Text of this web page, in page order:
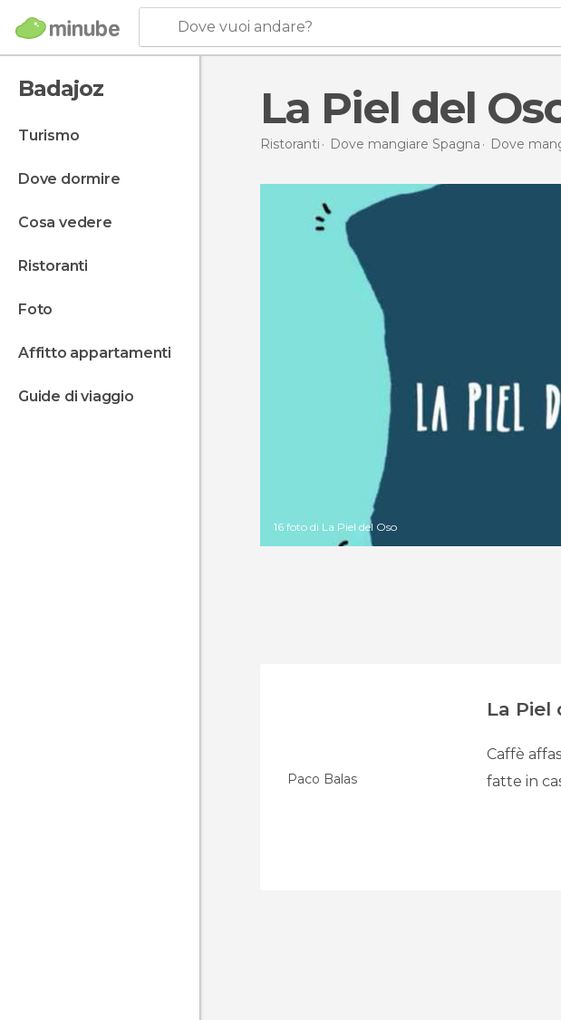
Dove vuoi andare?
Badajoz
turismo
dove dormire
cosa vedere
ristoranti
foto
affitto appartamenti
guide di viaggio
La Piel del
Ristoranti Dove mangiare Spagna Dove
16 foto di La Piel del Oso
Paco Balas
La Piel
Caffè
fatte in